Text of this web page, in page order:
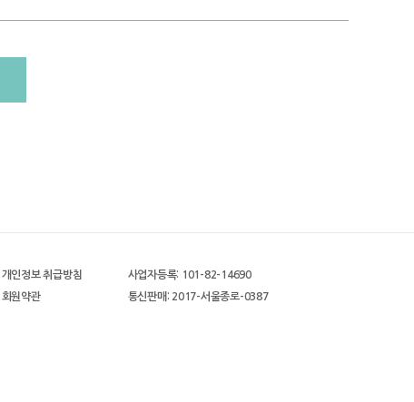
개인정보 취급방침
회원약관
사업자등록: 101-82-14690
통신판매: 2017-서울종로-0387